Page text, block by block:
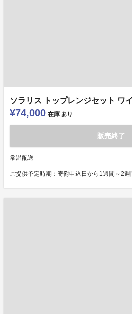
ソラリス トップレンジセット ワ
¥74,000 在庫 あり
販売終了
常温配送
ご提供予定時期：寄附申込日から1週間～2週